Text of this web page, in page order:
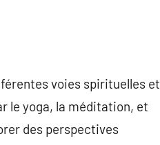
voies spirituelles et
le yoga, la méditation, et
des perspectives